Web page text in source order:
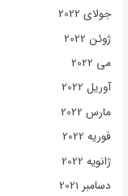
جولای 2022
ژوئن 2022
می 2022
آوریل 2022
مارس 2022
فوریه 2022
ژانویه 2022
دسامبر 2021